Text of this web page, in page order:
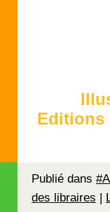
Editions
Publié dans
des libraires |